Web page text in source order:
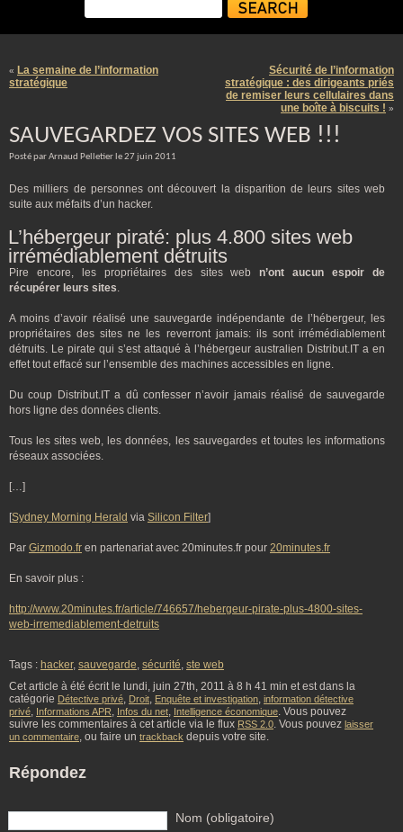
« La semaine de l’information
stratégique
Sécurité de l’information
stratégique : des dirigeants priés
de remiser leurs cellulaires dans
une boîte à biscuits ! »
SAUVEGARDEZ VOS SITES WEB !!!
Posté par Arnaud Pelletier le 27 juin 2011
Des milliers de personnes ont découvert la disparition de leurs sites web
suite aux méfaits d’un hacker.
L’hébergeur piraté: plus 4.800 sites web
irrémédiablement détruits
Pire encore, les propriétaires des sites webn’ont aucun espoir de
récupérer leurs sites.
A moins d’avoir réalisé une sauvegarde indépendante de l’hébergeur, les
propriétaires des sites ne les reverront jamais: ils sont irrémédiablement
détruits. Le pirate qui s’est attaqué à l’hébergeur australien Distribut.IT a en
effet tout effacé sur l’ensemble des machines accessibles en ligne.
Du coup Distribut.IT a dû confesser n’avoir jamais réalisé de sauvegarde
hors ligne des données clients.
Tous les sites web, les données, les sauvegardes et toutes les informations
réseaux associées.
[…]
[Sydney Morning Herald via Silicon Filter]
Par Gizmodo.fr en partenariat avec 20minutes.fr pour 20minutes.fr
En savoir plus :
http://www.20minutes.fr/article/746657/hebergeur-pirate-plus-4800-sites-
web-irremediablement-detruits
Tags : hacker, sauvegarde, sécurité, ste web
Cet article à été écrit le lundi, juin 27th, 2011 à 8 h 41 min et est dans la
catégorie Détective privé, Droit, Enquête et investigation, information détective
privé, Informations APR, Infos du net, Intelligence économique. Vous pouvez
suivre les commentaires à cet article via le flux RSS 2.0. Vous pouvez laisser
un commentaire, ou faire un trackback depuis votre site.
Répondez
Nom (obligatoire)